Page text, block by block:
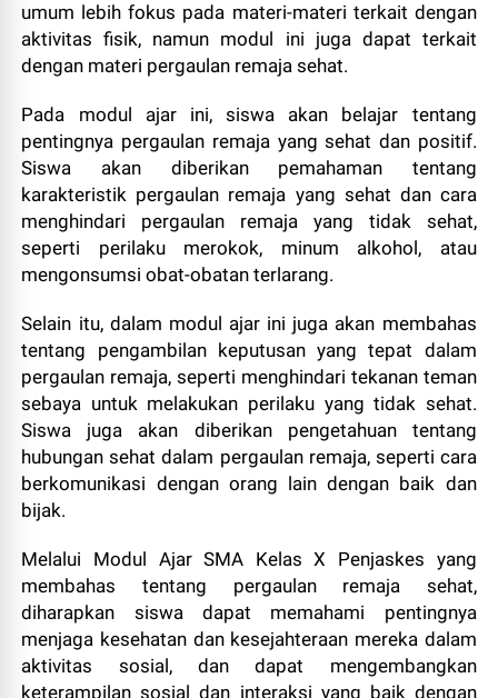
umum lebih fokus pada materi-materi terkait dengan
aktivitas fisik, namun modul ini juga dapat terkait
dengan materi pergaulan remaja sehat.
Pada modul ajar ini, siswa akan belajar tentang
pentingnya pergaulan remaja yang sehat dan positif.
Siswa akan diberikan pemahaman tentang
karakteristik pergaulan remaja yang sehat dan cara
menghindari pergaulan remaja yang tidak sehat,
seperti perilaku merokok, minum alkohol, atau
mengonsumsi obat-obatan terlarang.
Selain itu, dalam modul ajar ini juga akan membahas
tentang pengambilan keputusan yang tepat dalam
pergaulan remaja, seperti menghindari tekanan teman
sebaya untuk melakukan perilaku yang tidak sehat.
Siswa juga akan diberikan pengetahuan tentang
hubungan sehat dalam pergaulan remaja, seperti cara
berkomunikasi dengan orang lain dengan baik dan
bijak.
Melalui Modul Ajar SMA Kelas X Penjaskes yang
membahas tentang pergaulan remaja sehat,
diharapkan siswa dapat memahami pentingnya
menjaga kesehatan dan kesejahteraan mereka dalam
aktivitas sosial, dan dapat mengembangkan
keterampilan sosial dan interaksi yang baik dengan